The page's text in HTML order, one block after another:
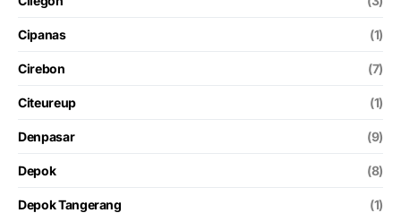
Cipanas (1)
Cirebon (7)
Citeureup (1)
Denpasar (9)
Depok (8)
Depok Tangerang (1)